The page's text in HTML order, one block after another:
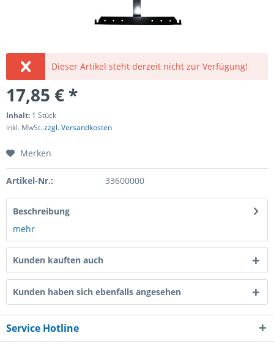
Dieser Artikel steht derzeit nicht zur Verfügung!
17,85 € *
Inhalt: 1 Stück
inkl. MwSt.zzgl. Versandkosten
Merken
Artikel-Nr.: 33600000
Beschreibung
mehr
Kunden kauften auch
Kunden haben sich ebenfalls angesehen
Service Hotline